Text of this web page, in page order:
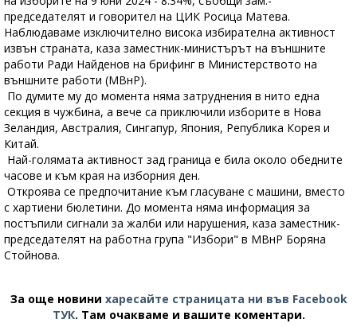
председателят и говорител на ЦИК Росица Матева.
Наблюдаваме изключително висока избирателна активност
извън страната, каза заместник-министърът на външните
работи Ради Найденов на брифинг в Министерството на
външните работи (МВнР).
По думите му до момента няма затруднения в нито една
секция в чужбина, а вече са приключили изборите в Нова
Зеландия, Австралия, Сингапур, Япония, Република Корея и
Китай.
Най-голямата активност зад граница е била около обедните
часове и към края на изборния ден.
Откроява се предпочитание към гласуване с машини, вместо
с хартиени бюлетини. До момента няма информация за
постъпили сигнали за жалби или нарушения, каза заместник-
председателят на работна група "Избори" в МВнР Боряна
Стойнова.
За още новини харесайте страницата ни във Facebook
ТУК. Там очакваме и вашите коментари.